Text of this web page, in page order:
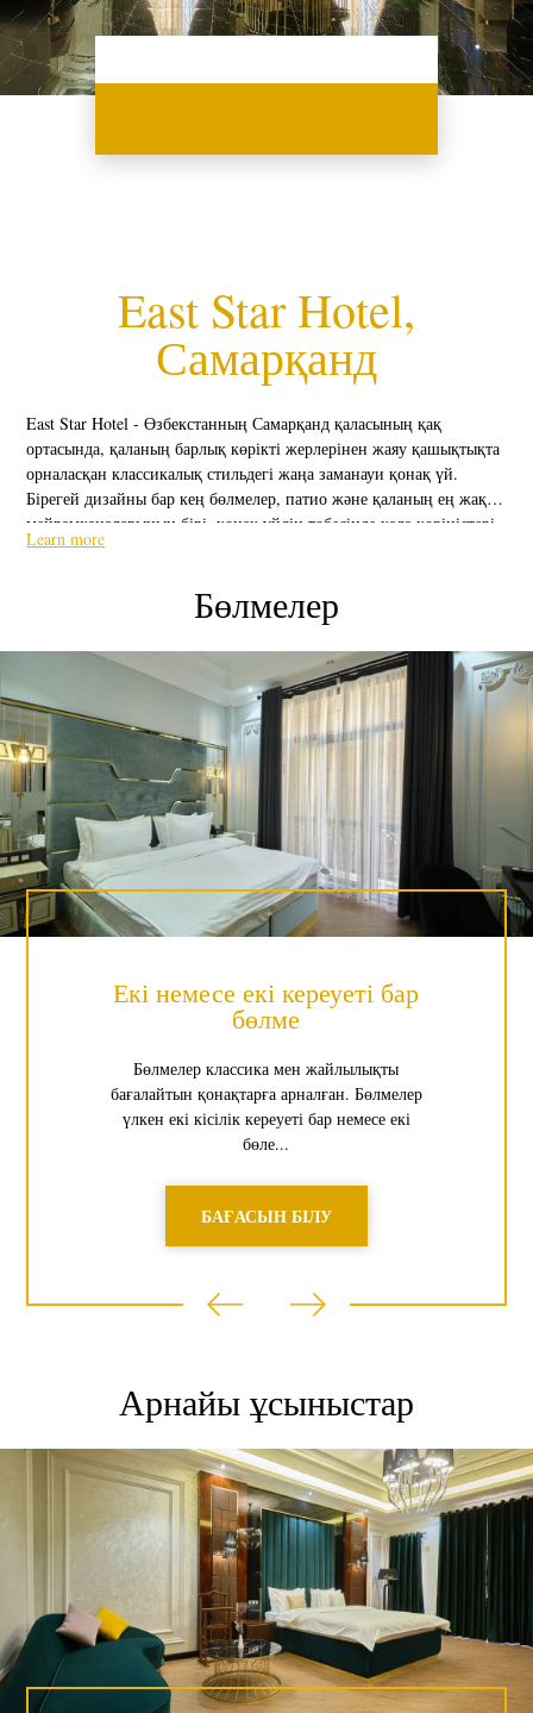
East Star Hotel,
Самарқанд
East Star Hotel - Өзбекстанның Самарқанд қаласының қақ
ортасында, қаланың барлық көрікті жерлерінен жаяу қашықтықта
орналасқан классикалық стильдегі жаңа заманауи қонақ үй.
Бірегей дизайны бар кең бөлмелер, патио және қаланың ең жақсы
мейрамханаларының бірі, қонақ үйдің төбесінде қала көріністері
Сіздің демалысыңызды жағымды эмоциялармен және ұмытылмас
жақсы тарифтер бойынша Сайтта брондаңыз!East Star Hotel-
Самарқанд қаласы халықаралық әуежайының жанында, сондай-ақ
теміржол вокзалына жақын орналасқан ең жақын үлкен қонақ үй.
Қонақ үй нөмірлерінің жалпы саны-23. Әрбір қонақ өзінің жеке
қалауына қарай, жайлы, талғаммен безендірілген стандартты
бөлмеден бастап, сәнді "Согпег Suite" - ке дейін өзіне сәйкес
бөлмені таңдай алады. Сондай-ақ, East Star Hotel отбасылық
"Family", "Deluxe" және "Luxe"нөмірлерін ұсынады. Барлық
бөлмелер, санатына қарамастан, заманауи қызмет көрсету
стандарттарына сәйкес жабдықталған: әрқайсысында ванна немесе
душ бар заманауи ванна бөлмесі, жалпақ экранды теледидар,
телефон, Тоңазытқыш, сейф, монша керек-жарақтары және т. б.
бар.
Learn more
Бөлмелер
Екі немесе екі кереуеті бар
бөлме
Бөлмелер классика мен жайлылықты
бағалайтын қонақтарға арналған. Бөлмелер
үлкен екі кісілік кереуеті бар немесе екі
бөле...
БАҒАСЫН БІЛУ
Арнайы ұсыныстар